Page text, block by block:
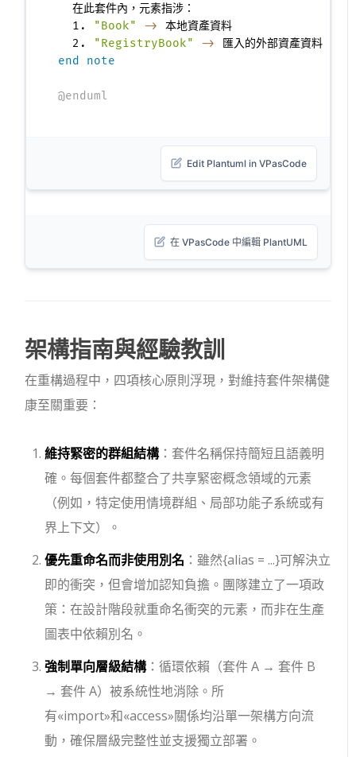
  在此套件內，元素指涉：
  1.
"Book" ->
本地資產資料
  2.
"RegistryBook" ->
end note
@enduml
Edit Plantuml in VPasCode
在 VPasCode 中編輯 PlantUML
架構指南與經驗教訓
在重構過程中，四項核心原則浮現，對維持套件架構健
康至關重要：
維持緊密的群組結構：套件名稱保持簡短且語義明
確。每個套件都整合了共享緊密概念領域的元素
（例如，特定使用情境群組、局部功能子系統或有
界上下文）。
優先重命名而非使用別名 ：雖然{alias = ...}可解決立
即的衝突，但會增加認知負擔。團隊建立了一項政
策：在設計階段就重命名衝突的元素，而非在生產
圖表中依賴別名。
強制單向層級結構：循環依賴（套件 A → 套件 B
→ 套件 A）被系統性地消除。所
有«import»和«access»關係均沿單一架構方向流
動，確保層級完整性並支援獨立部署。